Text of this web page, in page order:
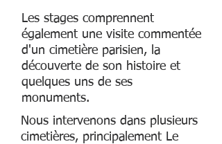
Les stages comprennent
également une visite commentée
d'un cimetière parisien, la
découverte de son histoire et
quelques uns de ses
monuments.
Nous intervenons dans plusieurs
cimetières, principalement Le